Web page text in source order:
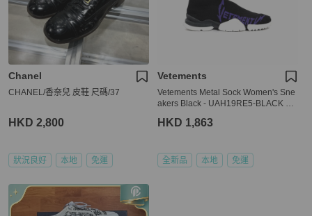
Chanel
CHANEL/香奈兒 皮鞋 尺碼/37
HKD 2,800
狀況良好 本地 免運
Vetements
Vetements Metal Sock Women's Sne
akers Black - UAH19RE5-BLACK PU
HKD 1,863
全新品 本地 免運